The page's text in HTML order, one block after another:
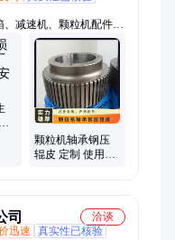
减速机、颗粒机配件、
、颗粒机维修、国茂减速
机、粉碎机、汇鑫减速
850颗粒机、燃料颗粒
修、560模具现货、压轮
颗粒机轴承钢压
辊皮 定制 使用寿
司
洽谈
迅速
真实性已核验